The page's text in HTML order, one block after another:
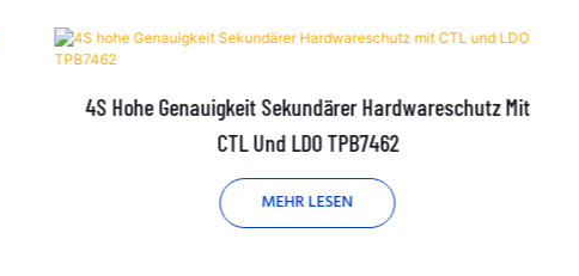
4S Hohe Genauigkeit Sekundärer Hardwareschutz Mit
CTL Und LDO TPB7462
MEHR LESEN